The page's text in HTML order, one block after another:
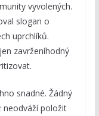
vyvolených.
slogan o
uprchlíků.
zavrženíhodný
snadné. Žádný
neodváží položit